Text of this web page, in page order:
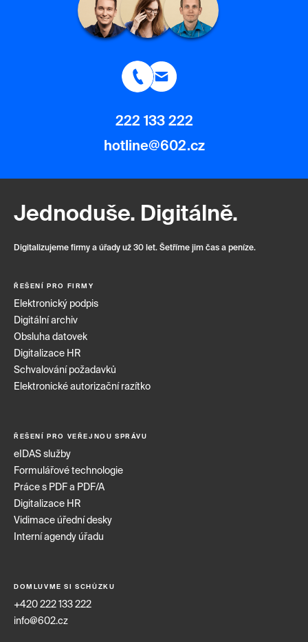
222 133 222
hotline@602.cz
Jednoduše. Digitálně.
Digitalizujeme firmy a úřady už 30 let. Šetříme jim čas a peníze.
ŘEŠENÍ PRO FIRMY
Elektronický podpis
Digitální archiv
Obsluha datovek
Digitalizace HR
Schvalování požadavků
Elektronické autorizační razítko
ŘEŠENÍ PRO VEŘEJNOU SPRÁVU
eIDAS služby
Formulářové technologie
Práce s PDF a PDF/A
Digitalizace HR
Vidimace úřední desky
Interní agendy úřadu
DOMLUVME SI SCHŮZKU
+420 222 133 222
info@602.cz